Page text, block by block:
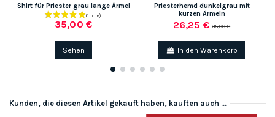
Shirt für Priester grau lange Ärmel
35,00 €
Sehen
Priesterhemd dunkelgrau mit
kurzen Ärmeln
26,25 €35,00 €
In den Warenkorb
Kunden, die diesen Artikel gekauft haben, kauften auch ...